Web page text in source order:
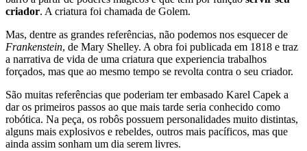
criador. A criatura foi chamada de Golem.
Mas, dentre as grandes referências, não podemos nos esquecer de
Frankenstein, de Mary Shelley. A obra foi publicada em 1818 e traz
a narrativa de vida de uma criatura que experiencia trabalhos
forçados, mas que ao mesmo tempo se revolta contra o seu criador.
São muitas referências que poderiam ter embasado Karel Capek a
dar os primeiros passos ao que mais tarde seria conhecido como
robótica. Na peça, os robôs possuem personalidades muito distintas,
alguns mais explosivos e rebeldes, outros mais pacíficos, mas que
ainda assim sonham um dia serem livres.